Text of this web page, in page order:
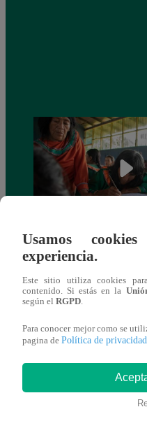
Mujeres indígenas y
denuncian ante ONU que
derecho a la consulta
Usamos
experiencia.
Este sitio utiliza cookies
contenido. Si estás en la
según el RGPD
Para conocer mejor como se
pagina de Política de privacidad